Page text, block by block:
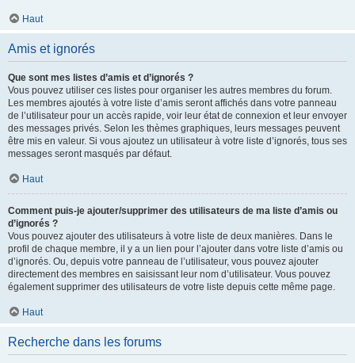
Haut
Amis et ignorés
Que sont mes listes d’amis et d’ignorés ?
Vous pouvez utiliser ces listes pour organiser les autres membres du forum.
Les membres ajoutés à votre liste d’amis seront affichés dans votre panneau
de l’utilisateur pour un accès rapide, voir leur état de connexion et leur envoyer
des messages privés. Selon les thèmes graphiques, leurs messages peuvent
être mis en valeur. Si vous ajoutez un utilisateur à votre liste d’ignorés, tous ses
messages seront masqués par défaut.
Haut
Comment puis-je ajouter/supprimer des utilisateurs de ma liste d’amis ou
d’ignorés ?
Vous pouvez ajouter des utilisateurs à votre liste de deux manières. Dans le
profil de chaque membre, il y a un lien pour l’ajouter dans votre liste d’amis ou
d’ignorés. Ou, depuis votre panneau de l’utilisateur, vous pouvez ajouter
directement des membres en saisissant leur nom d’utilisateur. Vous pouvez
également supprimer des utilisateurs de votre liste depuis cette même page.
Haut
Recherche dans les forums